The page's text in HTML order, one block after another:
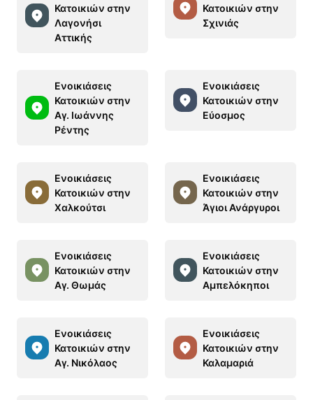
Κατοικιών στην
Λαγονήσι
Αττικής
Κατοικιών στην
Σχινιάς
Ενοικιάσεις
Κατοικιών στην
Αγ. Ιωάννης
Ρέντης
Ενοικιάσεις
Κατοικιών στην
Εύοσμος
Ενοικιάσεις
Κατοικιών στην
Χαλκούτσι
Ενοικιάσεις
Κατοικιών στην
Άγιοι Ανάργυροι
Ενοικιάσεις
Κατοικιών στην
Αγ. Θωμάς
Ενοικιάσεις
Κατοικιών στην
Αμπελόκηποι
Ενοικιάσεις
Κατοικιών στην
Αγ. Νικόλαος
Ενοικιάσεις
Κατοικιών στην
Καλαμαριά